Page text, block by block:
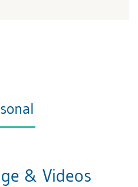
& Videos